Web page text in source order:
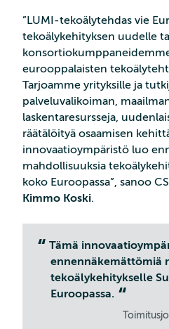
”LUMI-tekoälytehdas vie
tekoälykehityksen uudelle
eurooppalaisten
Tarjoamme yrityksille ja
palveluvalikoiman,
laskentaresursseja,
räätälöityä osaamisen
innovaatioympäristö luo
mahdollisuuksia
koko Euroopassa”, sanoo
Kimmo Koski.
Tämä
ennennäkemättömiä
tekoälykehitykselle
Euroopassa.